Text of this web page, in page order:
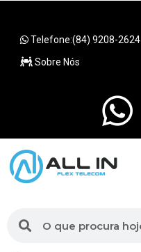
Telefone:(84) 9208-2624
Sobre Nós